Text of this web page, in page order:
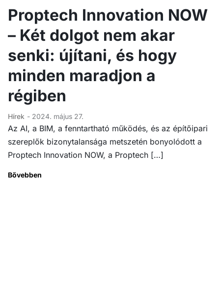
Proptech Innovation NOW
– Két dolgot nem akar
senki: újítani, és hogy
minden maradjon a
régiben
Hírek - 2024. május 27.
Az AI, a BIM, a fenntartható működés, és az építőipari
szereplők bizonytalansága metszetén bonyolódott a
Proptech Innovation NOW, a Proptech […]
Bővebben